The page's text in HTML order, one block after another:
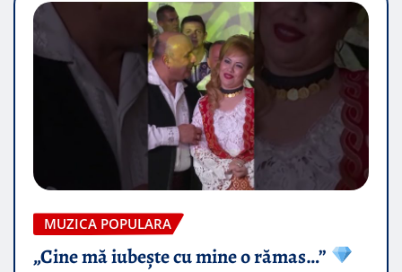
MUZICA POPULARA
„Cine mă iubește cu mine o rămas…”